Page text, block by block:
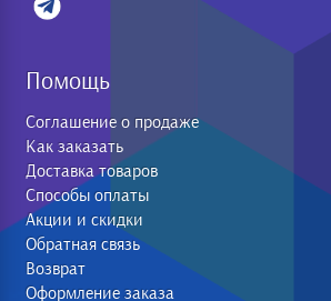
Помощь
Соглашение о продаже
Как заказать
Доставка товаров
Способы оплаты
Акции и скидки
Обратная связь
Возврат
Оформление заказа